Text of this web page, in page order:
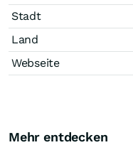
Stadt
Land
Webseite
Mehr entdecken